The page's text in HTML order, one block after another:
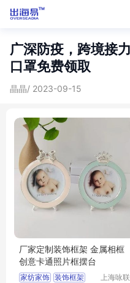
广深防疫，跨境接
口罩免费领取
晶晶/ 2023-09-15
厂家定制装饰框架 金属相框
创意卡通照片框摆台
家纺家饰 装饰框架
上海咏联